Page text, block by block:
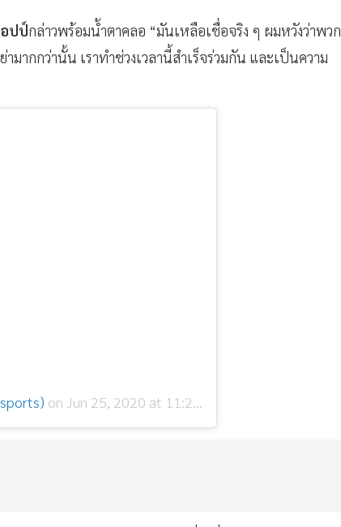
ปป์กล่าวพร้อมน้ำตาคลอ “มันเหลือเชื่อจริง ๆ ผมหวังว่าพวก
กกว่านั้น เราทำช่วงเวลานี้สำเร็จร่วมกัน และเป็นความ
on Jun 25, 2020 at 11:27pm PDT